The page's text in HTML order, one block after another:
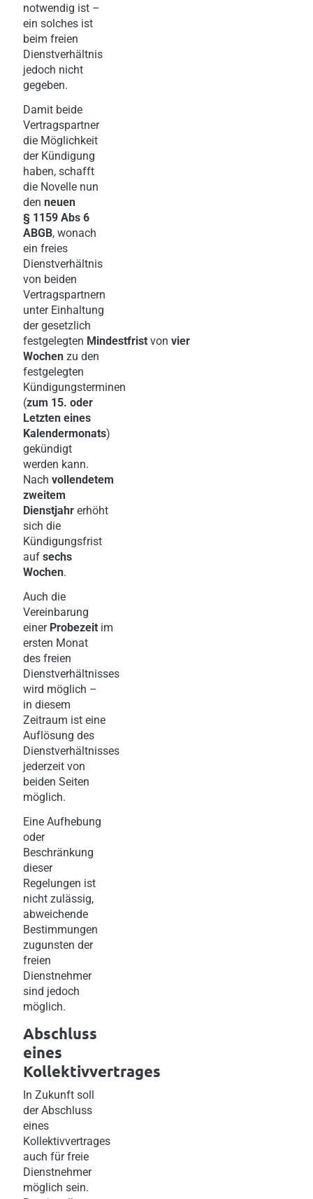
notwendig ist –
ein solches ist
beim freien
Dienstverhältnis
jedoch nicht
gegeben.
Damit beide
Vertragspartner
die Möglichkeit
der Kündigung
haben, schafft
die Novelle nun
den neuen
§ 1159 Abs 6
ABGB, wonach
ein freies
Dienstverhältnis
von beiden
Vertragspartnern
unter Einhaltung
der gesetzlich
festgelegten Mindestfrist von vier
Wochen zu den
festgelegten
Kündigungsterminen
(zum 15. oder
Letzten eines
Kalendermonats)
gekündigt
werden kann.
Nach vollendetem
zweitem
Dienstjahr erhöht
sich die
Kündigungsfrist
auf sechs
Wochen.
Auch die
Vereinbarung
einer Probezeit im
ersten Monat
des freien
Dienstverhältnisses
wird möglich –
in diesem
Zeitraum ist eine
Auflösung des
Dienstverhältnisses
jederzeit von
beiden Seiten
möglich.
Eine Aufhebung
oder
Beschränkung
dieser
Regelungen ist
nicht zulässig,
abweichende
Bestimmungen
zugunsten der
freien
Dienstnehmer
sind jedoch
möglich.
Abschluss
eines
Kollektivvertrages
In Zukunft soll
der Abschluss
eines
Kollektivvertrages
auch für freie
Dienstnehmer
möglich sein.